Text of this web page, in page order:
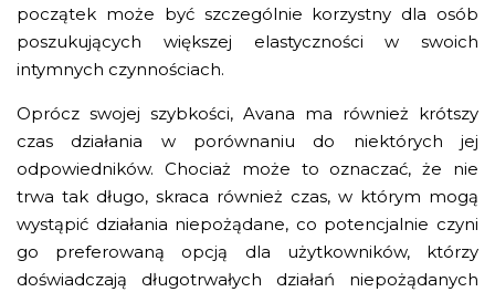
początek może być szczególnie korzystny dla osób
poszukujących większej elastyczności w swoich
intymnych czynnościach.
Oprócz swojej szybkości, Avana ma również krótszy
czas działania w porównaniu do niektórych jej
odpowiedników. Chociaż może to oznaczać, że nie
trwa tak długo, skraca również czas, w którym mogą
wystąpić działania niepożądane, co potencjalnie czyni
go preferowaną opcją dla użytkowników, którzy
doświadczają długotrwałych działań niepożądanych